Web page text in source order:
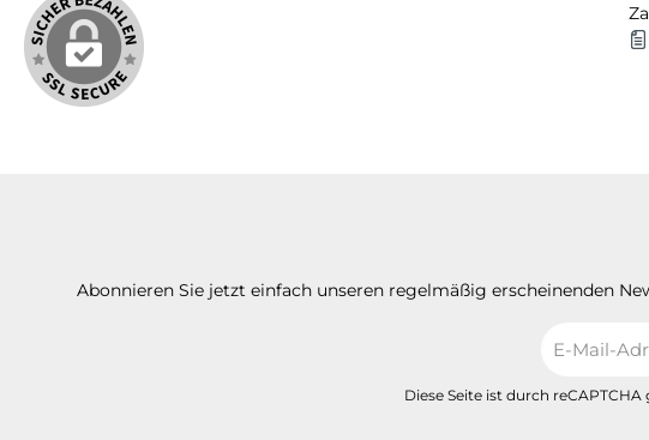
Abonnieren Sie jetzt einfach unseren regelmäßig erscheinenden
Mail-
Diese Seite ist durch